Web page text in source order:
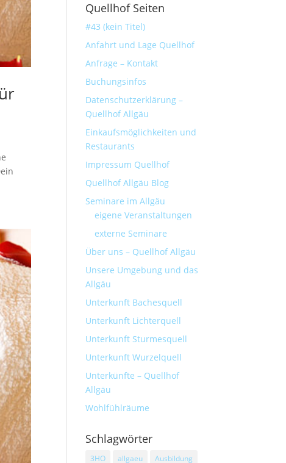
Quellhof Seiten
#43 (kein Titel)
Anfahrt und Lage Quellhof
Anfrage – Kontakt
Buchungsinfos
Datenschutzerklärung –
Quellhof Allgäu
Einkaufsmöglichkeiten und
Restaurants
Impressum Quellhof
Quellhof Allgäu Blog
Seminare im Allgäu
eigene Veranstaltungen
externe Seminare
Über uns – Quellhof Allgäu
Unsere Umgebung und das
Allgäu
Unterkunft Bachesquell
Unterkunft Lichterquell
Unterkunft Sturmesquell
Unterkunft Wurzelquell
Unterkünfte – Quellhof
Allgäu
Wohlfühlräume
Schlagwörter
3HO allgaeu
Ausbildung